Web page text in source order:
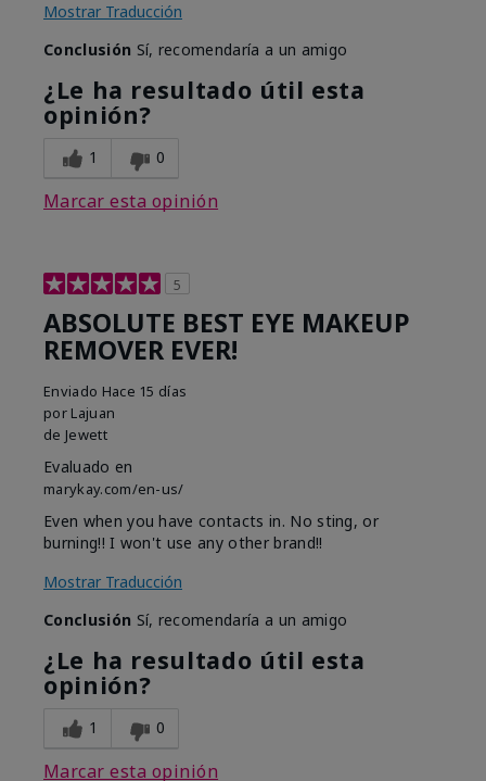
Mostrar Traducción
Conclusión Sí, recomendaría a un amigo
¿Le ha resultado útil esta
opinión?
1 0
Marcar esta opinión
5
ABSOLUTE BEST EYE MAKEUP
REMOVER EVER!
Enviado Hace 15 días
por Lajuan
de Jewett
Evaluado en
marykay.com/en-us/
Even when you have contacts in. No sting, or
burning!! I won't use any other brand!!
Mostrar Traducción
Conclusión Sí, recomendaría a un amigo
¿Le ha resultado útil esta
opinión?
1 0
Marcar esta opinión